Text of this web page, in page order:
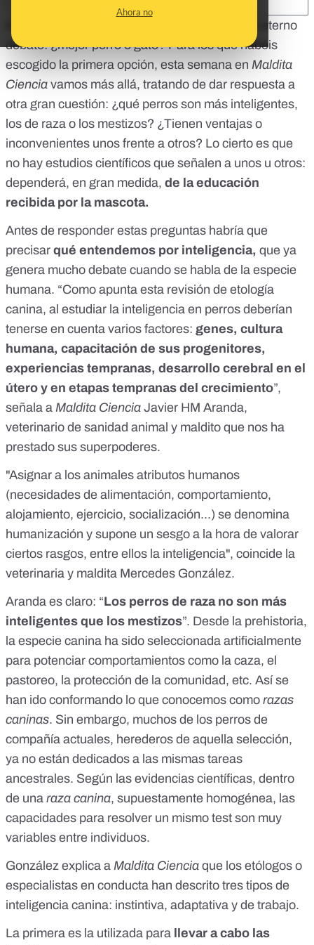
Ahora no
Entre aquellos que tenéis mascotas, existe un eterno
debate: ¿mejor perro o gato? Para los que habéis
escogido la primera opción, esta semana en Maldita
Ciencia vamos más allá, tratando de dar respuesta a
otra gran cuestión: ¿qué perros son más inteligentes,
los de raza o los mestizos? ¿Tienen ventajas o
inconvenientes unos frente a otros? Lo cierto es que
no hay estudios científicos que señalen a unos u otros:
dependerá, en gran medida, de laeducación
recibida por la mascota.
Antes de responder estas preguntas habría que
precisar qué entendemos por inteligencia, que ya
genera mucho debate cuando se habla de la especie
humana. “Como apunta esta revisión de etología
canina, al estudiar la inteligencia en perros deberían
tenerse en cuenta varios factores: genes, cultura
humana, capacitación de sus progenitores,
experiencias tempranas, desarrollo cerebral en el
útero y en etapas tempranas del crecimiento”,
señala a Maldita Ciencia Javier HM Aranda,
veterinario de sanidad animal y maldito que nos ha
prestado sus superpoderes.
"Asignar a los animales atributos humanos
(necesidades de alimentación, comportamiento,
alojamiento, ejercicio, socialización...) se denomina
humanización y supone un sesgo a la hora de valorar
ciertos rasgos, entre ellos la inteligencia", coincide la
veterinaria y maldita Mercedes González.
Aranda es claro: “Los perros de raza no son más
inteligentes que los mestizos”. Desde la prehistoria,
la especie canina ha sido seleccionada artificialmente
para potenciar comportamientos como la caza, el
pastoreo, la protección de la comunidad, etc. Así se
han ido conformando lo que conocemos como razas
caninas. Sin embargo, muchos de los perros de
compañía actuales, herederos de aquella selección,
ya no están dedicados a las mismas tareas
ancestrales. Según las evidencias científicas, dentro
de una raza canina, supuestamente homogénea, las
capacidades para resolver un mismo test son muy
variables entre individuos.
González explica a Maldita Ciencia que los etólogos o
especialistas en conducta han descrito tres tipos de
inteligencia canina: instintiva, adaptativa y de trabajo.
La primera es la utilizada para
llevar a cabo las